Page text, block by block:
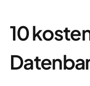
10